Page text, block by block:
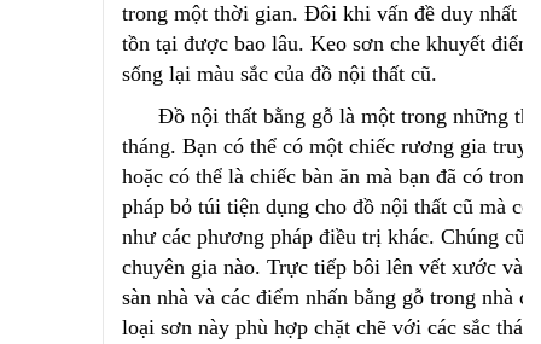
trong một thời gian. Đôi khi vấn đề duy nhất
tồn tại được bao lâu. Keo sơn che khuyết
sống lại màu sắc của đồ nội thất cũ.
Đồ nội thất bằng gỗ là một trong những thứ
tháng. Bạn có thể có một chiếc rương gia
hoặc có thể là chiếc bàn ăn mà bạn đã có
pháp bỏ túi tiện dụng cho đồ nội thất cũ mà
như các phương pháp điều trị khác. Chúng
chuyên gia nào. Trực tiếp bôi lên vết xước và
sàn nhà và các điểm nhấn bằng gỗ trong nhà
loại sơn này phù hợp chặt chẽ với các sắc thái